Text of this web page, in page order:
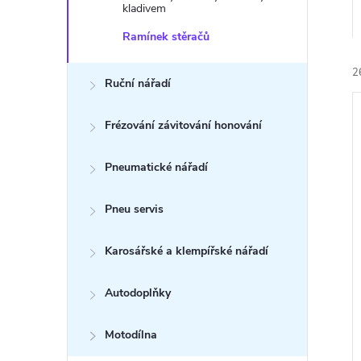
kladivem
Ramínek stěračů
Ruční nářadí
Frézování závitování honování
Pneumatické nářadí
Pneu servis
Karosářské a klempířské nářadí
Autodoplňky
Motodílna
a